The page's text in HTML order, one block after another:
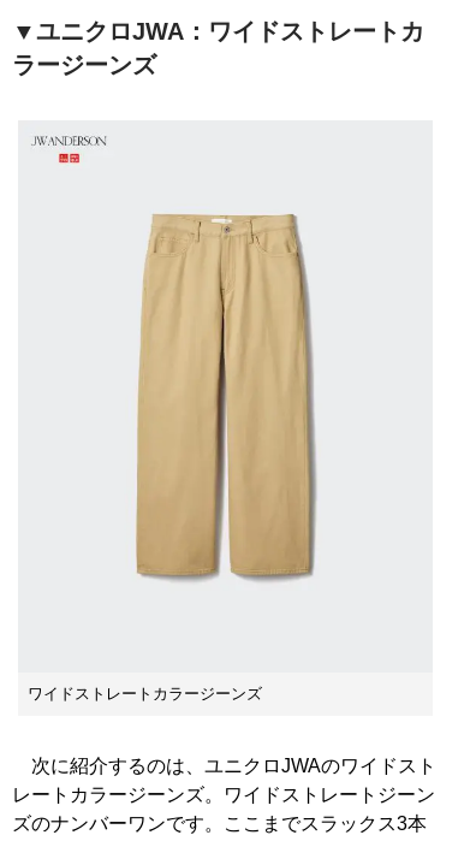
▼ユニクロJWA：ワイドストレートカ
ラージーンズ
ワイドストレートカラージーンズ
次に紹介するのは、ユニクロJWAのワイドスト
レートカラージーンズ。ワイドストレートジーン
ズのナンバーワンです。ここまでスラックス3本